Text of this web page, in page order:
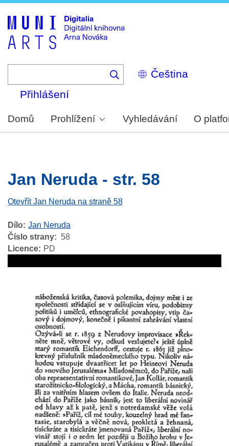
Select
your
Přihlášení
Domů Prohlížení Vyhledávání O
Jan Neruda - str. 58
Otevřít Jan Neruda na straně 58
Dílo Jan Neruda
Číslo strany
58
Licence
PD